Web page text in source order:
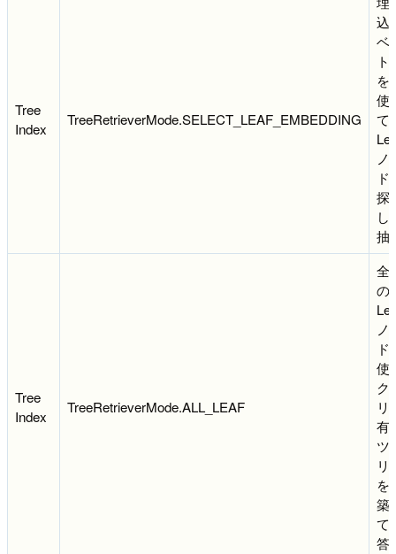
Tree
Index
TreeRetrieverMode.SELECT_LEAF_EMBEDDING
込
ベ
ト
を
使
て
ノ
ド
探
し
抽
Tree
Index
TreeRetrieverMode.ALL_LEAF
全
の
ノ
ド
使
ク
リ
有
ツ
リ
を
築
て
答